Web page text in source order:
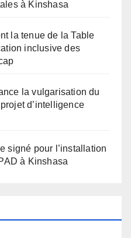
à Kinshasa
la tenue de la Table
inclusive des
la vulgarisation du
d’intelligence
signé pour l’installation
à Kinshasa